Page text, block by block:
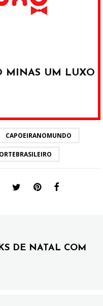
MINAS UM LUXO
CAPOEIRANOMUNDO
DE NATAL COM